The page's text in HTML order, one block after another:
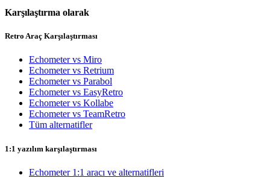
Karşılaştırma olarak
Retro Araç Karşılaştırması
Echometer vs Miro
Echometer vs Retrium
Echometer vs Parabol
Echometer vs EasyRetro
Echometer vs Kollabe
Echometer vs TeamRetro
Tüm alternatifler
1:1 yazılım karşılaştırması
Echometer 1:1 aracı ve alternatifleri